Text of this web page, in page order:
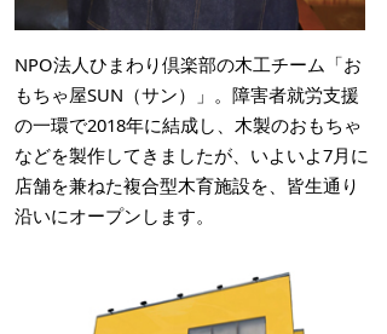
NPO法人ひまわり倶楽部の木工チーム「お
もちゃ屋SUN（サン）」。障害者就労支援
の一環で2018年に結成し、木製のおもちゃ
などを製作してきましたが、いよいよ7月に
店舗を兼ねた複合型木育施設を、皆生通り
沿いにオープンします。